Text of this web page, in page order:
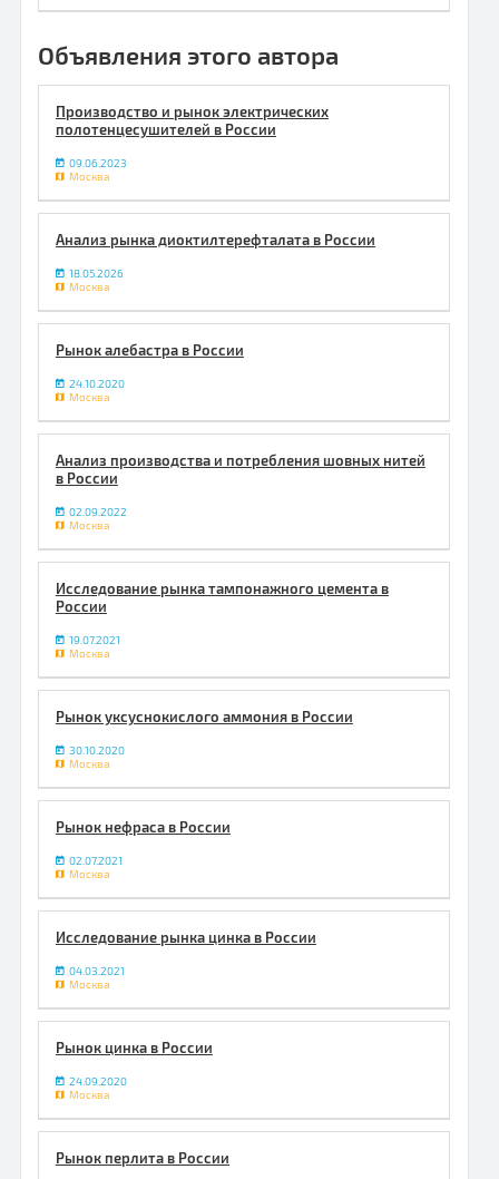
Объявления этого автора
Производство и рынок электрических
полотенцесушителей в России
09.06.2023
Москва
Анализ рынка диоктилтерефталата в России
18.05.2026
Москва
Рынок алебастра в России
24.10.2020
Москва
Анализ производства и потребления шовных нитей
в России
02.09.2022
Москва
Исследование рынка тампонажного цемента в
России
19.07.2021
Москва
Рынок уксуснокислого аммония в России
30.10.2020
Москва
Рынок нефраса в России
02.07.2021
Москва
Исследование рынка цинка в России
04.03.2021
Москва
Рынок цинка в России
24.09.2020
Москва
Рынок перлита в России